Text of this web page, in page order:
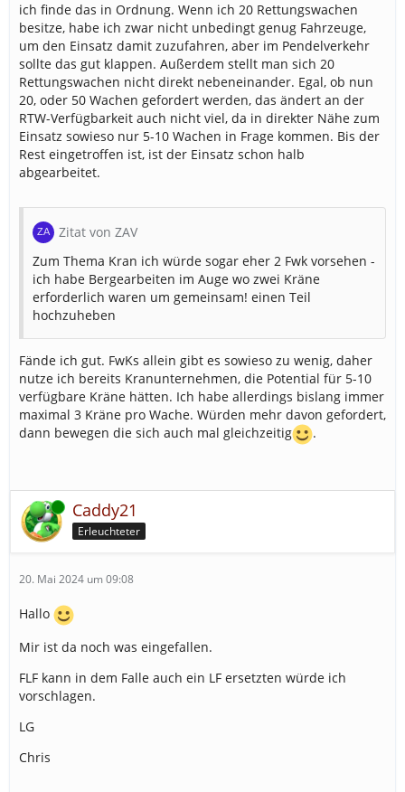
ich finde das in Ordnung. Wenn ich 20 Rettungswachen
besitze, habe ich zwar nicht unbedingt genug Fahrzeuge,
um den Einsatz damit zuzufahren, aber im Pendelverkehr
sollte das gut klappen. Außerdem stellt man sich 20
Rettungswachen nicht direkt nebeneinander. Egal, ob nun
20, oder 50 Wachen gefordert werden, das ändert an der
RTW-Verfügbarkeit auch nicht viel, da in direkter Nähe zum
Einsatz sowieso nur 5-10 Wachen in Frage kommen. Bis der
Rest eingetroffen ist, ist der Einsatz schon halb
abgearbeitet.
Zitat von ZAV
Zum Thema Kran ich würde sogar eher 2 Fwk vorsehen -
ich habe Bergearbeiten im Auge wo zwei Kräne
erforderlich waren um gemeinsam! einen Teil
hochzuheben
Fände ich gut. FwKs allein gibt es sowieso zu wenig, daher
nutze ich bereits Kranunternehmen, die Potential für 5-10
verfügbare Kräne hätten. Ich habe allerdings bislang immer
maximal 3 Kräne pro Wache. Würden mehr davon gefordert,
dann bewegen die sich auch mal gleichzeitig
.
Online Caddy21
Erleuchteter
20. Mai 2024 um 09:08
Hallo
Mir ist da noch was eingefallen.
FLF kann in dem Falle auch ein LF ersetzten würde ich
vorschlagen.
LG
Chris